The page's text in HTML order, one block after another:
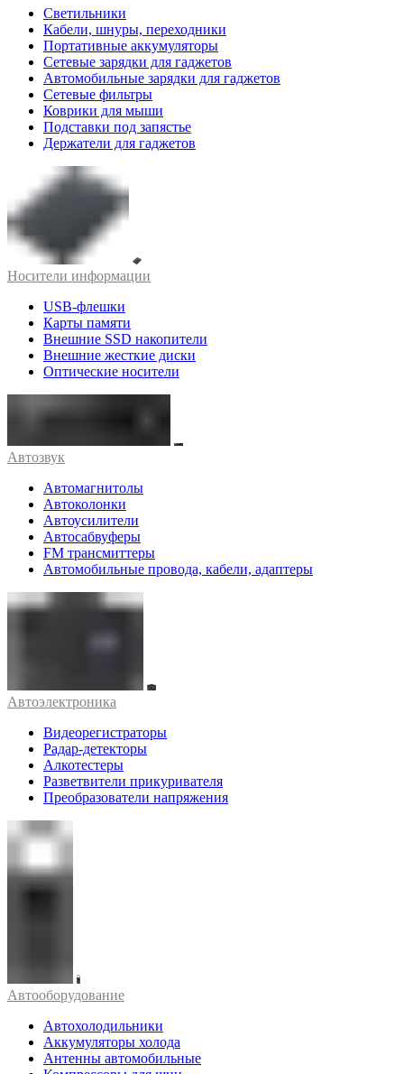
Светильники
Кабели, шнуры, переходники
Портативные аккумуляторы
Сетевые зарядки для гаджетов
Автомобильные зарядки для гаджетов
Сетевые фильтры
Коврики для мыши
Подставки под запястье
Держатели для гаджетов
Носители информации
USB-флешки
Карты памяти
Внешние SSD накопители
Внешние жесткие диски
Оптические носители
Автозвук
Автомагнитолы
Автоколонки
Автоусилители
Автосабвуферы
FM трансмиттеры
Автомобильные провода, кабели, адаптеры
Автоэлектроника
Видеорегистраторы
Радар-детекторы
Алкотестеры
Разветвители прикуривателя
Преобразователи напряжения
Автооборудование
Автохолодильники
Аккумуляторы холода
Антенны автомобильные